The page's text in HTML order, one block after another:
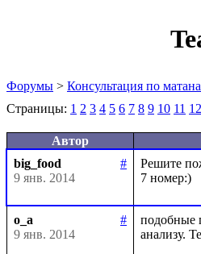
Форумы > Консультация по
Страницы: 1 2 3 4 5 6 7 8 9 10 11 12
Автор
big_food
#
9 янв. 2014
Решите
o_a
#
9 янв. 2014
подобные
анализу.